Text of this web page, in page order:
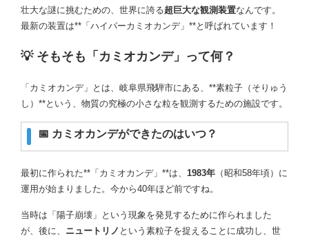
壮大な謎に挑むための、世界に誇る超巨大な観測装置なんです。
最新の装置は**「ハイパーカミオカンデ」**と呼ばれています！
💡 そもそも「カミオカンデ」って何？
「カミオカンデ」とは、岐阜県飛騨市にある、**素粒子（そりゅう
し）**という、物質の究極の小さな粒を観測するための施設です。
📅 カミオカンデができたのはいつ？
最初に作られた**「カミオカンデ」**は、 1983年 （昭和58年頃）に
運用が始まりました。今から40年ほど前ですね。
当時は「陽子崩壊」という現象を発見するために作られました
が、後に、 ニュートリノ という素粒子を捉えることに成功し、世